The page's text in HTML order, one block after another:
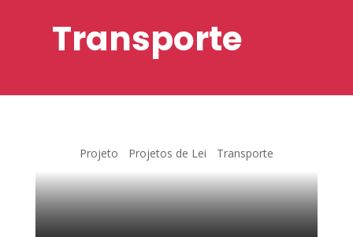
Transporte
Projeto Projetos de Lei Transporte